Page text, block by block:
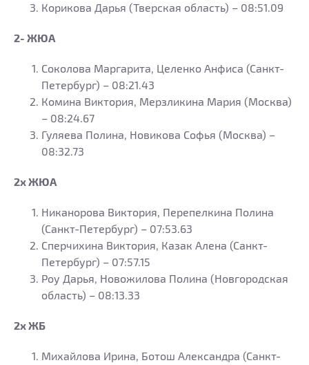
Корикова Дарья (Тверская область) – 08:51.09
2- ЖЮА
Соколова Маргарита, Целенко Анфиса (Санкт-
Петербург) – 08:21.43
Комина Виктория, Мерзликина Мария (Москва)
– 08:24.67
Гуляева Полина, Новикова Софья (Москва) –
08:32.73
2х ЖЮА
Никанорова Виктория, Перепелкина Полина
(Санкт-Петербург) – 07:53.63
Сперчихина Виктория, Казак Алена (Санкт-
Петербург) – 07:57.15
Роу Дарья, Новожилова Полина (Новгородская
область) – 08:13.33
2х ЖБ
Михайлова Ирина, Ботош Александра (Санкт-